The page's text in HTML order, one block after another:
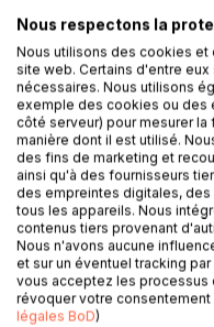
Cylia, 30 ans, se laisse
Fatiguée d’enchaîner
déménagements, elle
voie. Elle prend la route,
son Austin Mini. C’est
Sur sa route, elle
visages. Les amants,
pas s’embarquer dans
que fera-t-elle quand
propres contradictions ?
De Bordeaux à Paris, en
Japon, Cyl enclenche un
trouve sa voie et
essentielle : elle est la
Nous respectons la
Nous utilisons des cookies et
site web. Certains d'entre
nécessaires. Nous utilisons
exemple des cookies ou des
côté serveur) pour mesurer
manière dont il est utilisé.
des fins de marketing et
ainsi qu'à des fournisseurs
des empreintes digitales,
tous les appareils. Nous
contenus tiers provenant
Nous n'avons aucune
et sur un éventuel tracking
vous acceptez les processus
révoquer votre
légales BoD)